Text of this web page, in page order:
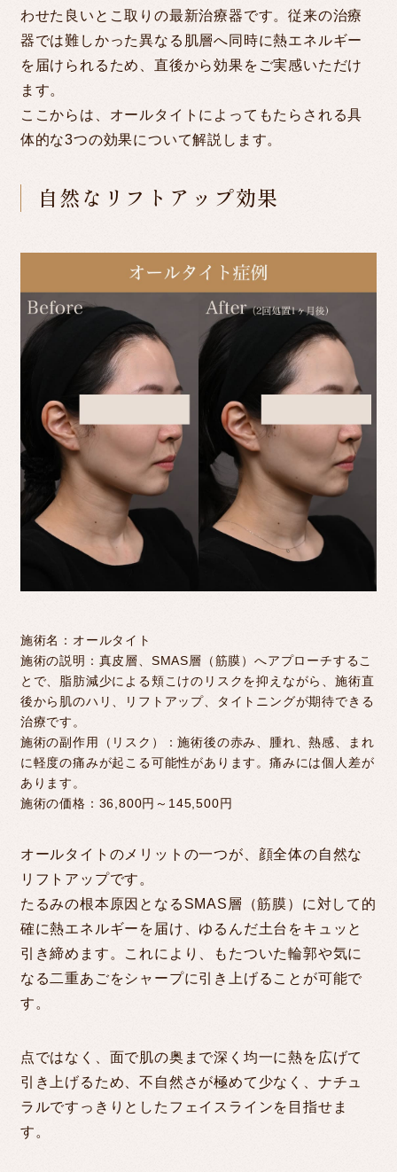
わせた良いとこ取りの最新治療器です。従来の治療
器では難しかった異なる肌層へ同時に熱エネルギー
を届けられるため、直後から効果をご実感いただけ
ます。
ここからは、オールタイトによってもたらされる具
体的な3つの効果について解説します。
自然なリフトアップ効果
施術名：オールタイト
施術の説明：真皮層、SMAS層（筋膜）へアプローチするこ
とで、脂肪減少による頬こけのリスクを抑えながら、施術直
後から肌のハリ、リフトアップ、タイトニングが期待できる
治療です。
施術の副作用（リスク）：施術後の赤み、腫れ、熱感、まれ
に軽度の痛みが起こる可能性があります。痛みには個人差が
あります。
施術の価格：36,800円～145,500円
オールタイトのメリットの一つが、顔全体の自然な
リフトアップです。
たるみの根本原因となるSMAS層（筋膜）に対して的
確に熱エネルギーを届け、ゆるんだ土台をキュッと
引き締めます。これにより、もたついた輪郭や気に
なる二重あごをシャープに引き上げることが可能で
す。
点ではなく、面で肌の奥まで深く均一に熱を広げて
引き上げるため、不自然さが極めて少なく、ナチュ
ラルですっきりとしたフェイスラインを目指せま
す。